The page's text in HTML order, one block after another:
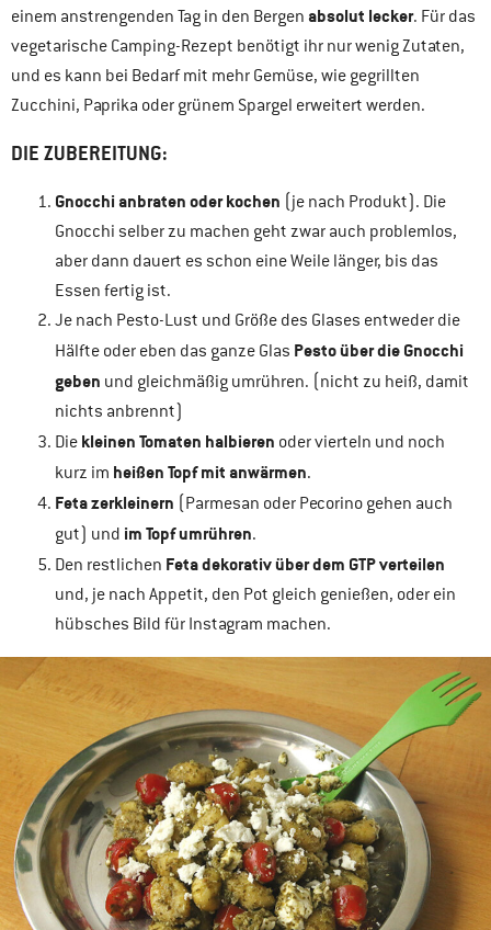
einem anstrengenden Tag in den Bergen absolut lecker. Für das
vegetarische Camping-Rezept benötigt ihr nur wenig Zutaten,
und es kann bei Bedarf mit mehr Gemüse, wie gegrillten
Zucchini, Paprika oder grünem Spargel erweitert werden.
DIE ZUBEREITUNG:
Gnocchi anbraten oder kochen (je nach Produkt). Die
Gnocchi selber zu machen geht zwar auch problemlos,
aber dann dauert es schon eine Weile länger, bis das
Essen fertig ist.
Je nach Pesto-Lust und Größe des Glases entweder die
Hälfte oder eben das ganze Glas Pesto über die Gnocchi
geben und gleichmäßig umrühren. (nicht zu heiß, damit
nichts anbrennt)
Die kleinen Tomaten halbieren oder vierteln und noch
kurz im heißen Topf mit anwärmen.
Feta zerkleinern (Parmesan oder Pecorino gehen auch
gut) und im Topf umrühren.
Den restlichen Feta dekorativ über dem GTP verteilen
und, je nach Appetit, den Pot gleich genießen, oder ein
hübsches Bild für Instagram machen.